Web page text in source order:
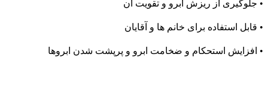
• جلوگیری از ریزش ابرو و تقویت آن
• قابل استفاده برای خانم ها و آقایان
• افزایش استحکام و ضخامت ابرو و پرپشت شدن ابروها